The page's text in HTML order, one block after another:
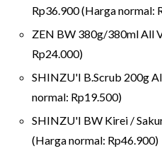
Rp36.900 (Harga normal:
ZEN BW 380g/380ml All
Rp24.000)
SHINZU'I B.Scrub 200g
normal: Rp19.500)
SHINZU'I BW Kirei /
(Harga normal: Rp46.900)